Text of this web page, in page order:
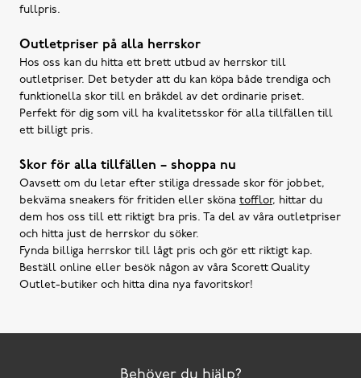
fullpris.
Outletpriser på alla herrskor
Hos oss kan du hitta ett brett utbud av herrskor till
outletpriser. Det betyder att du kan köpa både trendiga och
funktionella skor till en bråkdel av det ordinarie priset.
Perfekt för dig som vill ha kvalitetsskor för alla tillfällen till
ett billigt pris.
Skor för alla tillfällen – shoppa nu
Oavsett om du letar efter stiliga dressade skor för jobbet,
bekväma sneakers för fritiden eller sköna tofflor, hittar du
dem hos oss till ett riktigt bra pris. Ta del av våra outletpriser
och hitta just de herrskor du söker.
Fynda billiga herrskor till lågt pris och gör ett riktigt kap.
Beställ online eller besök någon av våra Scorett Quality
Outlet-butiker och hitta dina nya favoritskor!